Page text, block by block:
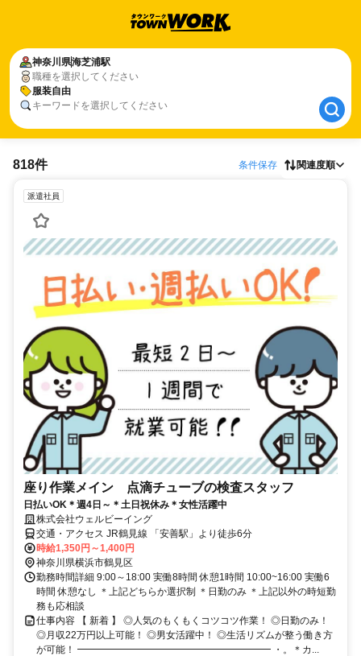
神奈川県海芝浦駅
職種を選択してください
服装自由
キーワードを選択してください
神奈川県海芝浦駅
服装自由
818件 条件保存 関連度順
派遣社員
座り作業メイン 点滴チューブの検査スタッフ
日払いOK＊週4日～＊土日祝休み＊女性活躍中
株式会社ウェルビーイング
交通・アクセス JR鶴見線 「安善駅」より徒歩6分
時給1,350円～1,400円
神奈川県横浜市鶴見区
勤務時間詳細 9:00～18:00 実働8時間 休憩1時間 10:00~16:00 実働6
時間 休憩なし ＊上記どちらか選択制 ＊日勤のみ ＊上記以外の時短勤
務も応相談
仕事内容 【 新着 】 ◎人気のもくもくコツコツ作業！ ◎日勤のみ！
◎月収22万円以上可能！ ◎男女活躍中！ ◎生活リズムが整う働き方
が可能！ ━━━━━━━━━━━━━━━━━━━━ ・。＊カ...